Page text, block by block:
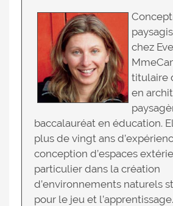
chez
titulaire
en
baccalauréat en éducation.
plus de vingt ans
conception d’espaces
particulier dans la création
d’environnements naturels
pour le jeu et